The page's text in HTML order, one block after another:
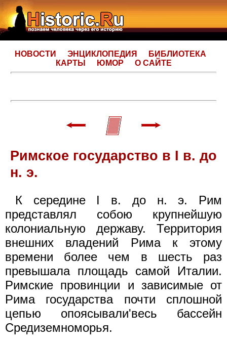
НОВОСТИ ЭНЦИКЛОПЕДИЯ
БИБЛИОТЕКА
КАРТЫ
ЮМОР О САЙТЕ
Римское государство в I в. до
н. э.
К середине I в. до н. э. Рим
представлял собою крупнейшую
колониальную державу. Территория
внешних владений Рима к этому
времени более чем в шесть раз
превышала площадь самой Италии.
Римские провинции и зависимые от
Рима государства почти сплошной
цепью опоясывали'весь бассейн
Средиземноморья.